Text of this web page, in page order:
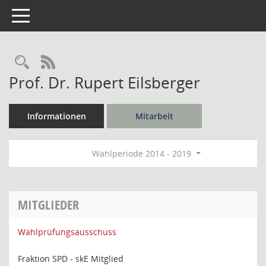
Toggle navigation
Rechercheauswahl
RSS-Feed
Prof. Dr. Rupert Eilsberger
Informationen Mitarbeit
Wahlperiode 2014 - 2019
MITGLIEDER
Wahlprüfungsausschuss
Fraktion SPD - skE Mitglied